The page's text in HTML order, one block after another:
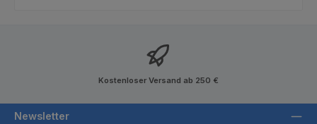
Kostenloser Versand ab 250 €
Newsletter